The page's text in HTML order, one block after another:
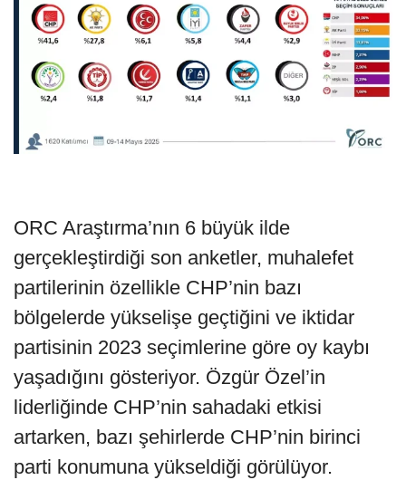
ORC Araştırma’nın 6 büyük ilde
gerçekleştirdiği son anketler, muhalefet
partilerinin özellikle CHP’nin bazı
bölgelerde yükselişe geçtiğini ve iktidar
partisinin 2023 seçimlerine göre oy kaybı
yaşadığını gösteriyor. Özgür Özel’in
liderliğinde CHP’nin sahadaki etkisi
artarken, bazı şehirlerde CHP’nin birinci
parti konumuna yükseldiği görülüyor.